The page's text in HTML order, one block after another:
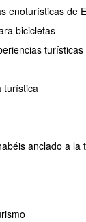
enoturísticas de
bicicletas
turísticas
turística
anclado a